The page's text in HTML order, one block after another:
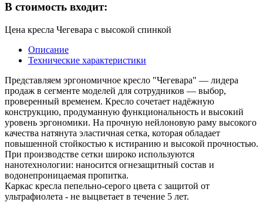
В стоимость входит:
Цена кресла Чегевара с высокой спинкой
Описание
Технические характеристики
Представляем эргономичное кресло "Чегевара" — лидера
продаж в сегменте моделей для сотрудников — выбор,
проверенный временем. Кресло сочетает надёжную
конструкцию, продуманную функциональность и высокий
уровень эргономики. На прочную нейлоновую раму высокого
качества натянута эластичная сетка, которая обладает
повышенной стойкостью к истиранию и высокой прочностью.
При производстве сетки широко используются
нанотехнологии: наносится огнезащитный состав и
водонепроницаемая пропитка.
Каркас кресла пепельно-серого цвета с защитой от
ультрафиолета - не выцветает в течение 5 лет.